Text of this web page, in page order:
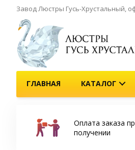
Завод Люстры Гусь-Хрустальный,
ГЛАВНАЯ КАТАЛОГ
Оплата заказа
получении